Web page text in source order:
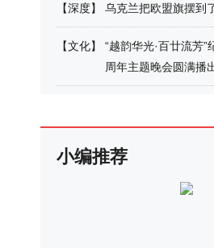
【深度】 乌克兰把欧盟旗摆到
【文化】
“越韵华光·百廿流芳
周年主题晚会圆满播
小编推荐